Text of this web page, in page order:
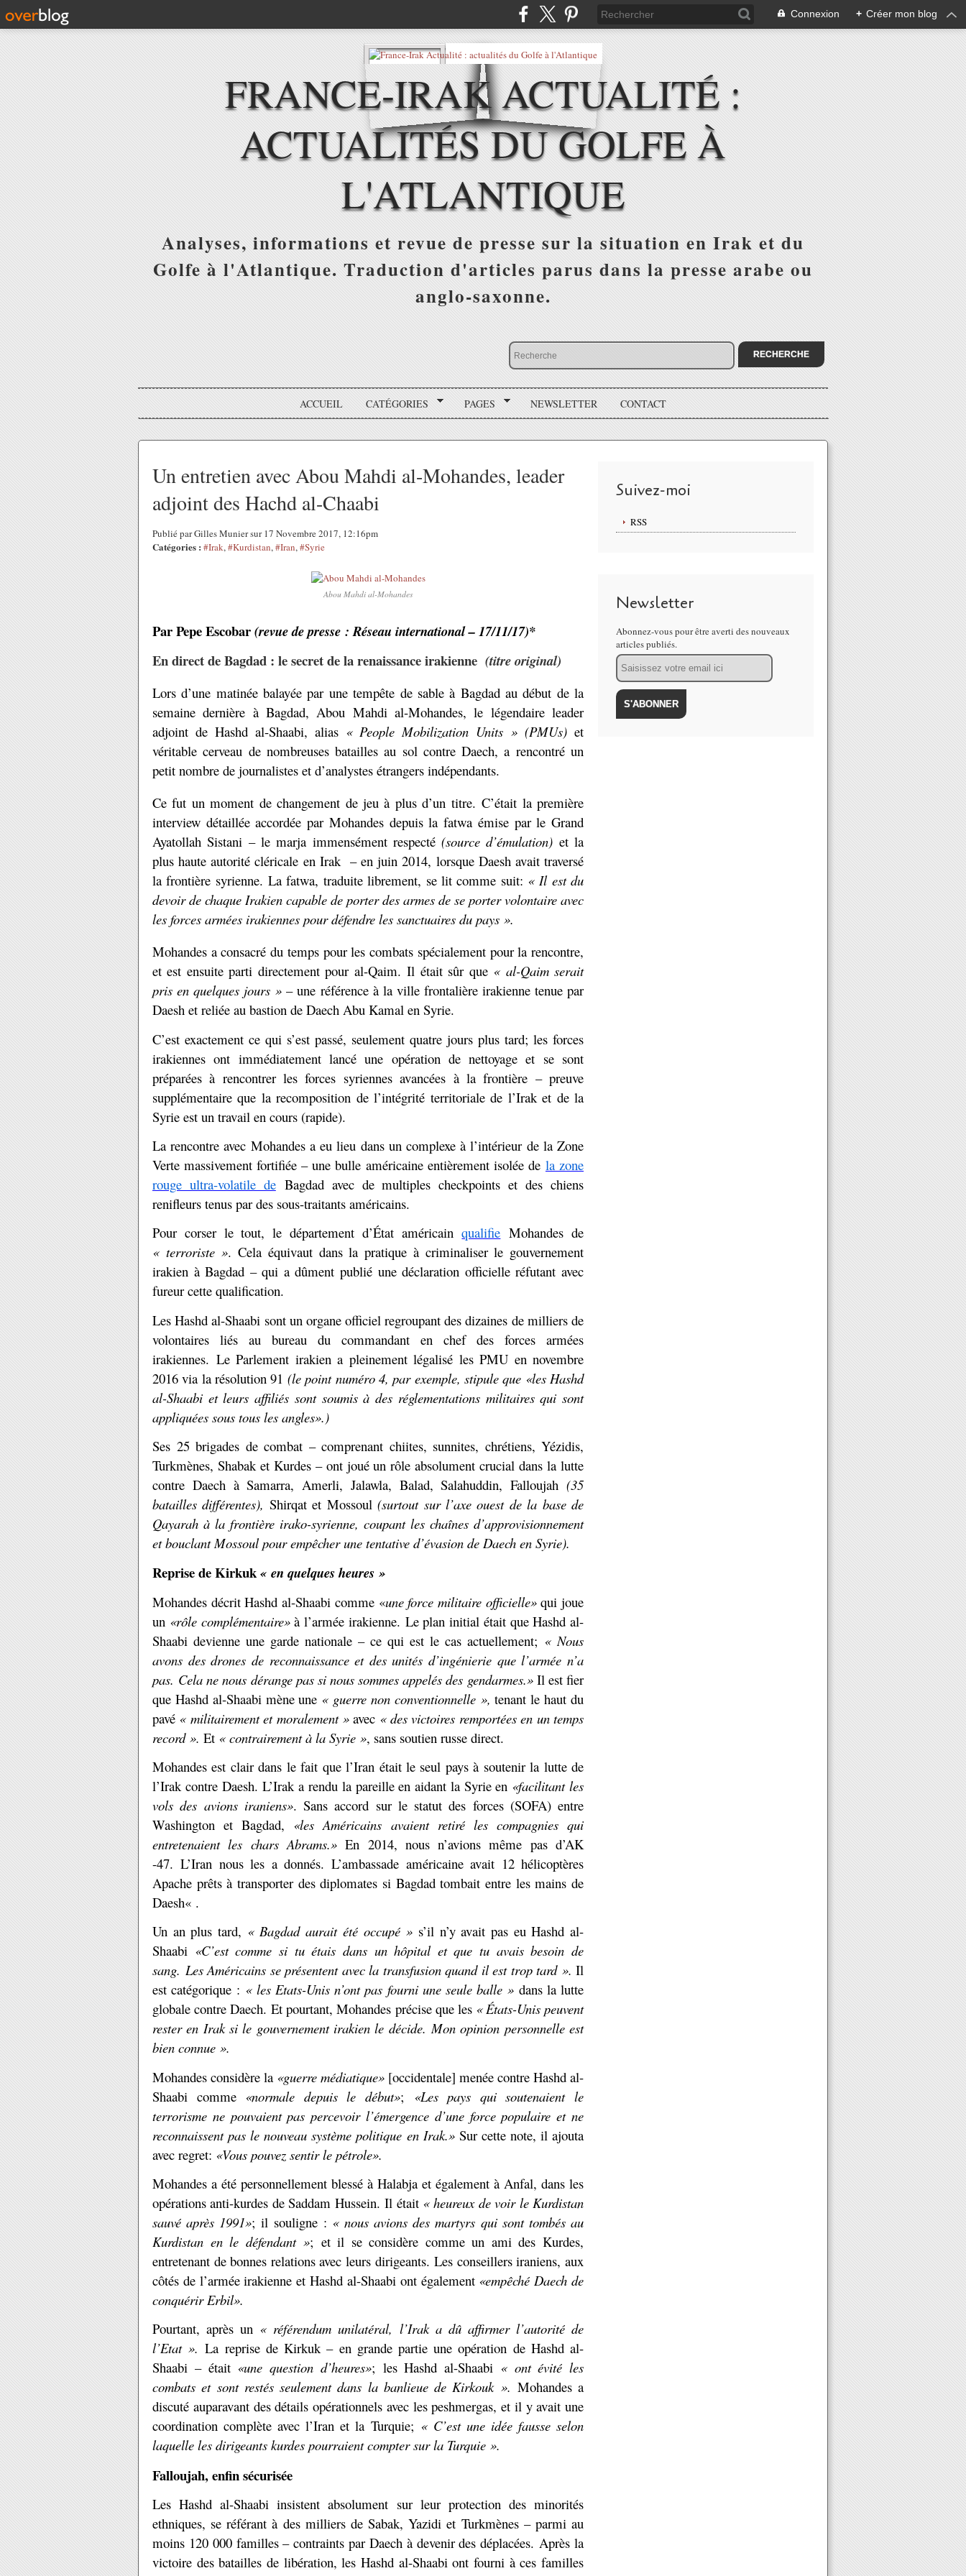
Connexion + Créer mon blog
FRANCE-IRAK ACTUALITÉ :
ACTUALITÉS DU GOLFE À
L'ATLANTIQUE
Analyses, informations et revue de presse sur la situation en Irak et du
Golfe à l'Atlantique. Traduction d'articles parus dans la presse arabe ou
anglo-saxonne.
ACCUEIL CATÉGORIES PAGES NEWSLETTER CONTACT
Un entretien avec Abou Mahdi al-Mohandes, leader
adjoint des Hachd al-Chaabi
Publié par Gilles Munier sur 17 Novembre 2017, 12:16pm
Catégories : #Irak,#Kurdistan,#Iran,#Syrie
Abou Mahdi al-Mohandes
Par Pepe Escobar(revue de presse : Réseau international – 17/11/17)*
En direct de Bagdad : le secret de la renaissance irakienne (titre original)
Lors d’une matinée balayée par une tempête de sable à Bagdad au début de la
semaine dernière à Bagdad, Abou Mahdi al-Mohandes, le légendaire leader
adjoint de Hashd al-Shaabi, alias « People Mobilization Units » (PMUs) et
véritable cerveau de nombreuses batailles au sol contre Daech, a rencontré un
petit nombre de journalistes et d’analystes étrangers indépendants.
Ce fut un moment de changement de jeu à plus d’un titre. C’était la première
interview détaillée accordée par Mohandes depuis la fatwa émise par le Grand
Ayatollah Sistani – le marja immensément respecté(source d’émulation) et la
plus haute autorité cléricale en Irak – en juin 2014, lorsque Daesh avait traversé
la frontière syrienne. La fatwa, traduite librement, se lit comme suit: « Il est du
devoir de chaque Irakien capable de porter des armes de se porter volontaire avec
les forces armées irakiennes pour défendre les sanctuaires du pays ».
Mohandes a consacré du temps pour les combats spécialement pour la rencontre,
et est ensuite parti directement pour al-Qaim. Il était sûr que « al-Qaim serait
pris en quelques jours »– une référence à la ville frontalière irakienne tenue par
Daesh et reliée au bastion de Daech Abu Kamal en Syrie.
C’est exactement ce qui s’est passé, seulement quatre jours plus tard; les forces
irakiennes ont immédiatement lancé une opération de nettoyage et se sont
préparées à rencontrer les forces syriennes avancées à la frontière – preuve
supplémentaire que la recomposition de l’intégrité territoriale de l’Irak et de la
Syrie est un travail en cours (rapide).
La rencontre avec Mohandes a eu lieu dans un complexe à l’intérieur de la Zone
Verte massivement fortifiée – une bulle américaine entièrement isolée de la zone
rouge ultra-volatile deBagdad avec de multiples checkpoints et des chiens
renifleurs tenus par des sous-traitants américains.
Pour corser le tout, le département d’État américainqualifie Mohandes de
« terroriste ». Cela équivaut dans la pratique à criminaliser le gouvernement
irakien à Bagdad – qui a dûment publié une déclaration officielle réfutant avec
fureur cette qualification.
Les Hashd al-Shaabi sont un organe officiel regroupant des dizaines de milliers de
volontaires liés au bureau du commandant en chef des forces armées
irakiennes. Le Parlement irakien a pleinement légalisé les PMU en novembre
2016 via la résolution 91 (le point numéro 4, par exemple, stipule que «les Hashd
al-Shaabi et leurs affiliés sont soumis à des réglementations militaires qui sont
appliquées sous tous les angles».)
Ses 25 brigades de combat – comprenant chiites, sunnites, chrétiens, Yézidis,
Turkmènes, Shabak et Kurdes – ont joué un rôle absolument crucial dans la lutte
contre Daech à Samarra, Amerli, Jalawla, Balad, Salahuddin, Falloujah (35
batailles différentes), Shirqat et Mossoul(surtout sur l’axe ouest de la base de
Qayarah à la frontière irako-syrienne, coupant les chaînes d’approvisionnement
et bouclant Mossoul pour empêcher une tentative d’évasion de Daech en Syrie).
Reprise de Kirkuk« en quelques heures »
Mohandes décrit Hashd al-Shaabi comme «une force militaire officielle»qui joue
un «rôle complémentaire»à l’armée irakienne. Le plan initial était que Hashd al-
Shaabi devienne une garde nationale – ce qui est le cas actuellement; « Nous
avons des drones de reconnaissance et des unités d’ingénierie que l’armée n’a
pas. Cela ne nous dérange pas si nous sommes appelés des gendarmes.» Il est fier
que Hashd al-Shaabi mène une « guerre non conventionnelle », tenant le haut du
pavé « militairement et moralement »avec « des victoires remportées en un temps
record ». Et « contrairement à la Syrie », sans soutien russe direct.
Mohandes est clair dans le fait que l’Iran était le seul pays à soutenir la lutte de
l’Irak contre Daesh. L’Irak a rendu la pareille en aidant la Syrie en «facilitant les
vols des avions iraniens». Sans accord sur le statut des forces (SOFA) entre
Washington et Bagdad, «les Américains avaient retiré les compagnies qui
entretenaient les chars Abrams.»En 2014, nous n’avions même pas d’AK
-47. L’Iran nous les a donnés. L’ambassade américaine avait 12 hélicoptères
Apache prêts à transporter des diplomates si Bagdad tombait entre les mains de
Daesh« .
Un an plus tard, « Bagdad aurait été occupé » s’il n’y avait pas eu Hashd al-
Shaabi «C’est comme si tu étais dans un hôpital et que tu avais besoin de
sang. Les Américains se présentent avec la transfusion quand il est trop tard ». Il
est catégorique : « les Etats-Unis n’ont pas fourni une seule balle » dans la lutte
globale contre Daech. Et pourtant, Mohandes précise que les « États-Unis peuvent
rester en Irak si le gouvernement irakien le décide. Mon opinion personnelle est
bien connue ».
Mohandes considère la «guerre médiatique» [occidentale] menée contre Hashd al-
Shaabi comme «normale depuis le début»; «Les pays qui soutenaient le
terrorisme ne pouvaient pas percevoir l’émergence d’une force populaire et ne
reconnaissent pas le nouveau système politique en Irak.»Sur cette note, il ajouta
avec regret: «Vous pouvez sentir le pétrole».
Mohandes a été personnellement blessé à Halabja et également à Anfal, dans les
opérations anti-kurdes de Saddam Hussein. Il était « heureux de voir le Kurdistan
sauvé après 1991»; il souligne : « nous avions des martyrs qui sont tombés au
Kurdistan en le défendant »; et il se considère comme un ami des Kurdes,
entretenant de bonnes relations avec leurs dirigeants. Les conseillers iraniens, aux
côtés de l’armée irakienne et Hashd al-Shaabi ont également «empêché Daech de
conquérir Erbil».
Pourtant, après un « référendum unilatéral, l’Irak a dû affirmer l’autorité de
l’Etat ». La reprise de Kirkuk – en grande partie une opération de Hashd al-
Shaabi – était «une question d’heures»; les Hashd al-Shaabi « ont évité les
combats et sont restés seulement dans la banlieue de Kirkouk ». Mohandes a
discuté auparavant des détails opérationnels avec les peshmergas, et il y avait une
coordination complète avec l’Iran et la Turquie; « C’est une idée fausse selon
laquelle les dirigeants kurdes pourraient compter sur la Turquie ».
Falloujah, enfin sécurisée
Les Hashd al-Shaabi insistent absolument sur leur protection des minorités
ethniques, se référant à des milliers de Sabak, Yazidi et Turkmènes – parmi au
moins 120 000 familles – contraints par Daech à devenir des déplacées. Après la
victoire des batailles de libération, les Hashd al-Shaabi ont fourni à ces familles
Suivez-moi
RSS
Newsletter
Abonnez-vous pour être averti des nouveaux
articles publiés.
Email